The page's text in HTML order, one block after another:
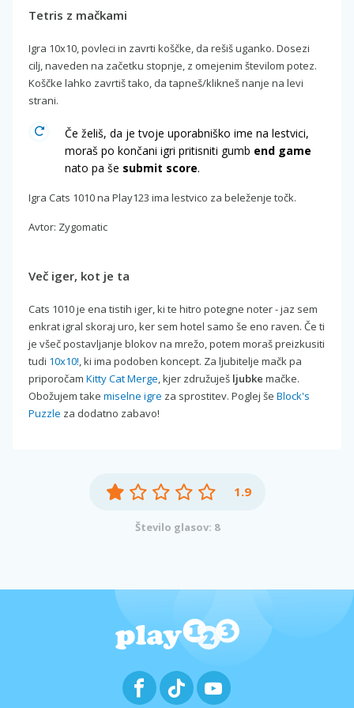
Tetris z mačkami
Igra 10x10, povleci in zavrti koščke, da rešiš uganko. Dosezi
cilj, naveden na začetku stopnje, z omejenim številom potez.
Koščke lahko zavrtiš tako, da tapneš/klikneš nanje na levi
strani.
Če želiš, da je tvoje uporabniško ime na lestvici,
moraš po končani igri pritisniti gumb end game
nato pa še submit score.
Igra Cats 1010 na Play123 ima lestvico za beleženje točk.
Avtor: Zygomatic
Več iger, kot je ta
Cats 1010 je ena tistih iger, ki te hitro potegne noter - jaz sem
enkrat igral skoraj uro, ker sem hotel samo še eno raven. Če ti
je všeč postavljanje blokov na mrežo, potem moraš preizkusiti
tudi 10x10!, ki ima podoben koncept. Za ljubitelje mačk pa
priporočam Kitty Cat Merge, kjer združuješ ljubke mačke.
Obožujem take miselne igre za sprostitev. Poglej še Block's
Puzzle za dodatno zabavo!
1.9
Število glasov: 8